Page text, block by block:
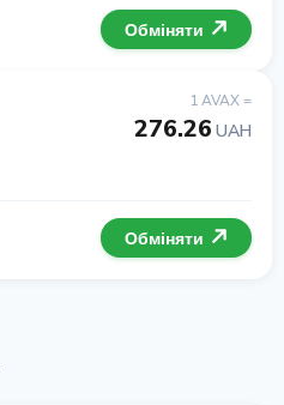
Обміняти
1 AVAX =
276.26 UAH
Обміняти